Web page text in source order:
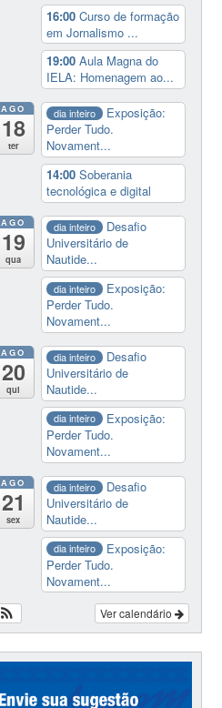
16:00Curso de formação
em Jornalismo ...
19:00Aula Magna do
IELA: Homenagem ao...
AGO
18
ter
dia inteiro
Exposição:
Perder Tudo.
Novament...
14:00Soberania
tecnológica e digital
AGO
19
qua
dia inteiro
Desafio
Universitário de
Nautide...
dia inteiro
Exposição:
Perder Tudo.
Novament...
AGO
20
qui
dia inteiro
Desafio
Universitário de
Nautide...
dia inteiro
Exposição:
Perder Tudo.
Novament...
AGO
21
sex
dia inteiro
Desafio
Universitário de
Nautide...
dia inteiro
Exposição:
Perder Tudo.
Novament...
Ver calendário